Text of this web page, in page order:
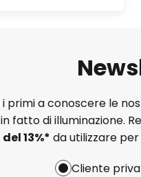
primi a conoscere le
fatto di illuminazione.
del13%* da utilizzare
Cliente